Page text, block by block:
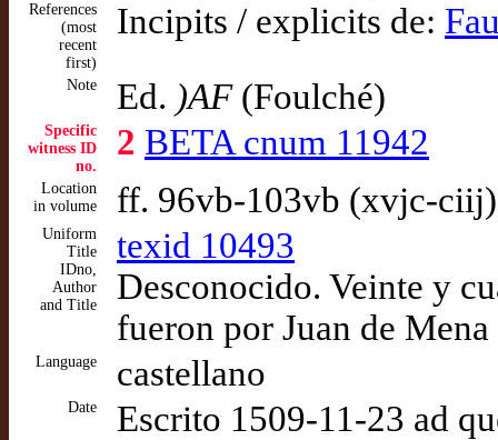
References
(most
recent
first)
Incipits / explicits de:
Note Ed. )AF(Foulché)
Specific
witness ID
no.
2 BETA cnum 11942
Location
in volume
ff. 96vb-103vb (xvjc-
Uniform
Title
IDno,
Author
and Title
texid 10493
Desconocido. Veinte y
fueron por Juan de Mena
Language castellano
Date Escrito 1509-11-23 ad